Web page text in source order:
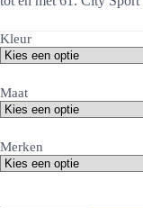
Kleur
Maat
Merken